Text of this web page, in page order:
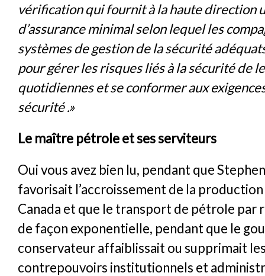
vérification qui fournit à la haute direction
d’assurance minimal selon lequel les
systèmes de gestion de la sécurité
pour gérer les risques liés à la sécurité de
quotidiennes et se conformer aux
sécurité .»
Le maître pétrole et ses serviteurs
Oui vous avez bien lu, pendant que
favorisait l’accroissement de la
Canada et que le transport de pétrole par
de façon exponentielle, pendant que le
conservateur affaiblissait ou supprimait
contrepouvoirs institutionnels et